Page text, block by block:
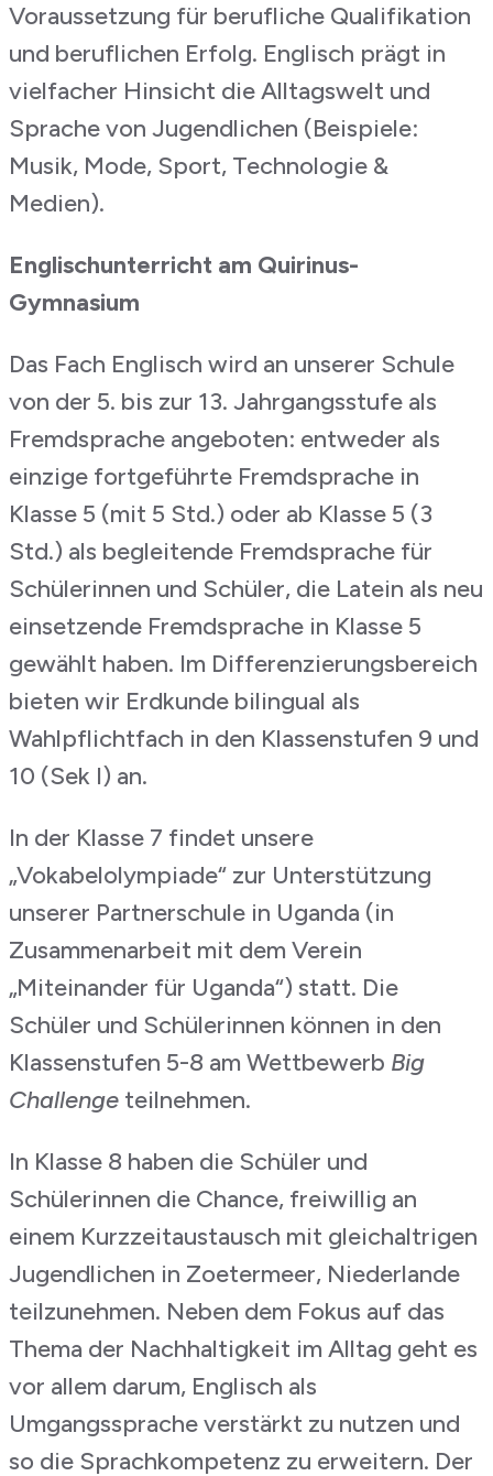
Voraussetzung für berufliche Qualifikation
und beruflichen Erfolg. Englisch prägt in
vielfacher Hinsicht die Alltagswelt und
Sprache von Jugendlichen (Beispiele:
Musik, Mode, Sport, Technologie &
Medien).
Englischunterricht am Quirinus-
Gymnasium
Das Fach Englisch wird an unserer Schule
von der 5. bis zur 13. Jahrgangsstufe als
Fremdsprache angeboten: entweder als
einzige fortgeführte Fremdsprache in
Klasse 5 (mit 5 Std.) oder ab Klasse 5 (3
Std.) als begleitende Fremdsprache für
Schülerinnen und Schüler, die Latein als neu
einsetzende Fremdsprache in Klasse 5
gewählt haben. Im Differenzierungsbereich
bieten wir Erdkunde bilingual als
Wahlpflichtfach in den Klassenstufen 9 und
10 (Sek I) an.
In der Klasse 7 findet unsere
„Vokabelolympiade“ zur Unterstützung
unserer Partnerschule in Uganda (in
Zusammenarbeit mit dem Verein
„Miteinander für Uganda“) statt. Die
Schüler und Schülerinnen können in den
Klassenstufen 5-8 am Wettbewerb Big
Challenge teilnehmen.
In Klasse 8 haben die Schüler und
Schülerinnen die Chance, freiwillig an
einem Kurzzeitaustausch mit gleichaltrigen
Jugendlichen in Zoetermeer, Niederlande
teilzunehmen. Neben dem Fokus auf das
Thema der Nachhaltigkeit im Alltag geht es
vor allem darum, Englisch als
Umgangssprache verstärkt zu nutzen und
so die Sprachkompetenz zu erweitern. Der